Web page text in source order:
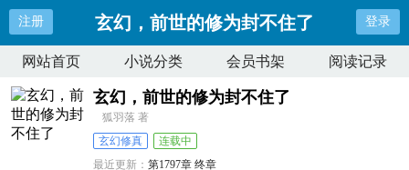
注册 玄幻，前世的修为封不住了 登录
网站首页 小说分类 会员书架 阅读记录
玄幻，前世的修为封不住了
狐羽落 著
玄幻修真
连载中
最近更新：第1797章 终章